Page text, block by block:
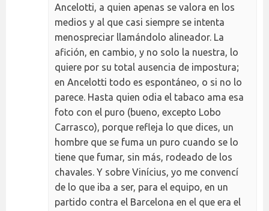
Ancelotti, a quien apenas se valora en los
medios y al que casi siempre se intenta
menospreciar llamándolo alineador. La
afición, en cambio, y no solo la nuestra, lo
quiere por su total ausencia de impostura;
en Ancelotti todo es espontáneo, o si no lo
parece. Hasta quien odia el tabaco ama esa
foto con el puro (bueno, excepto Lobo
Carrasco), porque refleja lo que dices, un
hombre que se fuma un puro cuando se lo
tiene que fumar, sin más, rodeado de los
chavales. Y sobre Vinícius, yo me convencí
de lo que iba a ser, para el equipo, en un
partido contra el Barcelona en el que era el